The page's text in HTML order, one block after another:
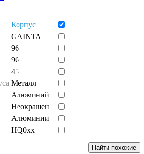
Корпус
GAINTA
96
96
45
Металл
Алюминий
Неокрашен
Алюминий
HQ0xx
Найти похожие